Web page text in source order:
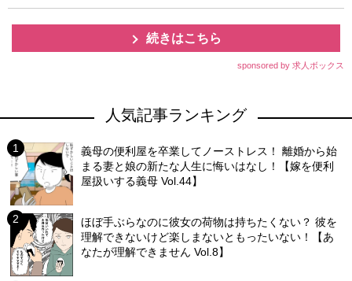
続きはこちら
sponsored by 求人ボックス
人気記事ランキング
義母の便利屋を卒業してノーストレス！ 離婚から始
まる妻と娘の新たな人生に悔いはなし！【嫁を便利
屋扱いする義母 Vol.44】
ほぼ手ぶらなのに彼女の荷物は持ちたくない？ 彼を
理解できないけど楽しまないともったいない！【あ
なたが理解できません Vol.8】